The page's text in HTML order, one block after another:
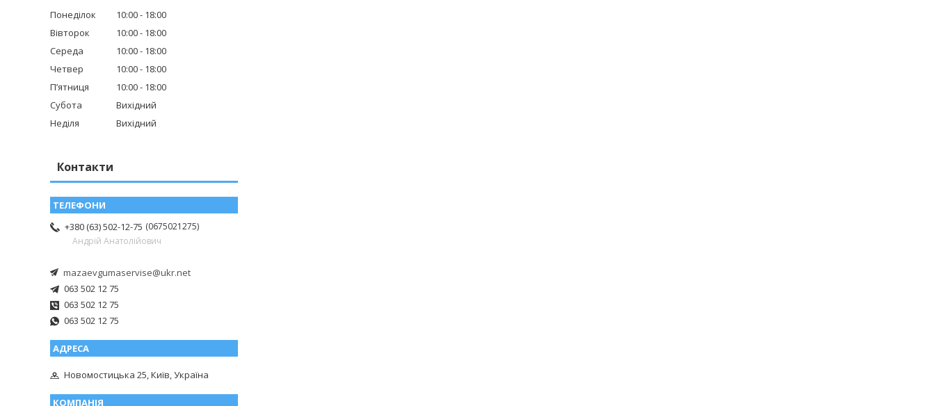
Понеділок 10:00
18:00
Вівторок
10:00
18:00
Середа
10:00
18:00
Четвер
10:00
18:00
Пʼятниця
10:00
18:00
Субота
Вихідний
Неділя
Вихідний
Контакти
+380 (63) 502-12-75 0675021275
Андрій Анатолійович
mazaevgumaservise@ukr.net
063 502 12 75
063 502 12 75
063 502 12 75
Новомостицька 25, Київ, Україна